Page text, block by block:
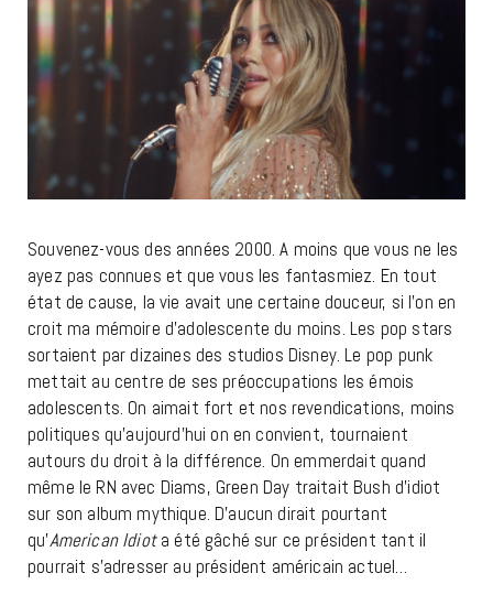
Souvenez-vous des années 2000. A moins que vous ne les
ayez pas connues et que vous les fantasmiez. En tout
état de cause, la vie avait une certaine douceur, si l’on en
croit ma mémoire d’adolescente du moins. Les pop stars
sortaient par dizaines des studios Disney. Le pop punk
mettait au centre de ses préoccupations les émois
adolescents. On aimait fort et nos revendications, moins
politiques qu’aujourd’hui on en convient, tournaient
autours du droit à la différence. On emmerdait quand
même le RN avec Diams, Green Day traitait Bush d’idiot
sur son album mythique. D’aucun dirait pourtant
qu’American Idiota été gâché sur ce président tant il
pourrait s’adresser au président américain actuel…